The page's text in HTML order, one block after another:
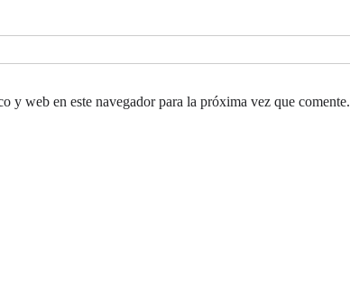
y web en este navegador para la próxima vez que comente.